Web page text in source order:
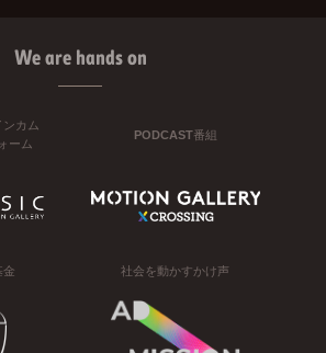
We are hands on
カム
ーム
PODCAST番組
社会を動かすかけ声